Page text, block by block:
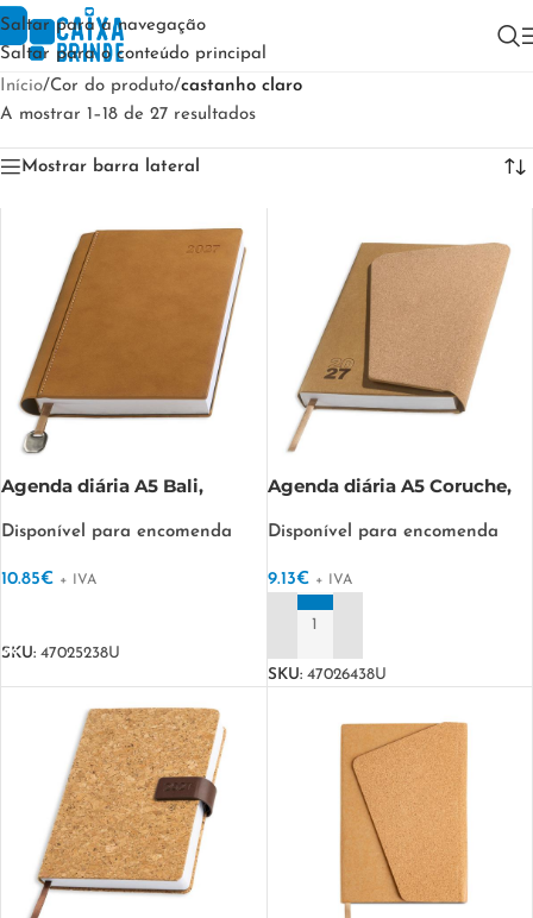
Saltar para a navegação
Saltar para o conteúdo principal
Início/Cor do produto/castanho claro
A mostrar 1–18 de 27 resultados
Mostrar barra lateral
Agenda diária A5 Bali,
Disponível para encomenda
10.85€ + IVA
SKU: 47025238U
Agenda diária A5 Coruche,
Disponível para encomenda
9.13€ + IVA
SKU: 47026438U